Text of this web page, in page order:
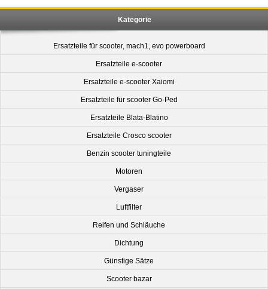
Kategorie
Ersatzteile für scooter, mach1, evo powerboard
Ersatzteile e-scooter
Ersatzteile e-scooter Xaiomi
Ersatzteile für scooter Go-Ped
Ersatzteile Blata-Blatino
Ersatzteile Crosco scooter
Benzin scooter tuningteile
Motoren
Vergaser
Luftfilter
Reifen und Schläuche
Dichtung
Günstige Sätze
Scooter bazar